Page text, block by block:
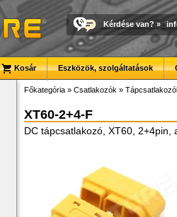
Kérdése van? »
Kosár Eszközök, szolgáltatások
Főkategória » Csatlakozók »
XT60-2+4-F
DC tápcsatlakozó, XT60, 2+4pin,